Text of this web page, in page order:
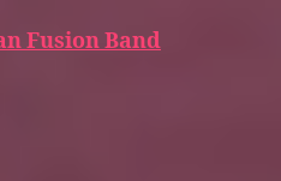
Fusion Band